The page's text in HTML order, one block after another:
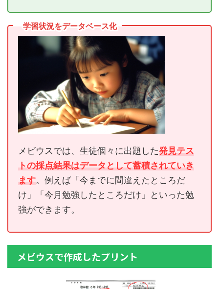
学習状況をデータベース化
メビウスでは、生徒個々に出題した発見テス
トの採点結果はデータとして蓄積されていき
ます。例えば「今までに間違えたところだ
け」「今月勉強したところだけ」といった勉
強ができます。
メビウスで作成したプリント